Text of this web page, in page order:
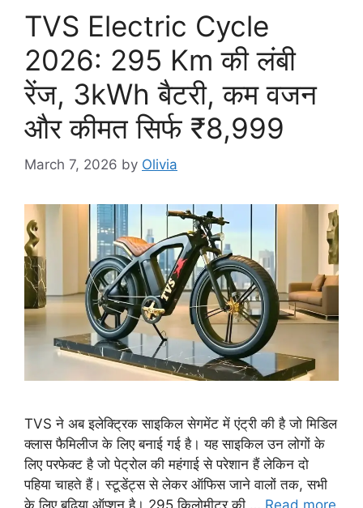
TVS Electric Cycle
2026: 295 Km की लंबी
रेंज, 3kWh बैटरी, कम वजन
और कीमत सिर्फ ₹8,999
March 7, 2026 by Olivia
TVS ने अब इलेक्ट्रिक साइकिल सेगमेंट में एंट्री की है जो मिडिल
क्लास फैमिलीज के लिए बनाई गई है। यह साइकिल उन लोगों के
लिए परफेक्ट है जो पेट्रोल की महंगाई से परेशान हैं लेकिन दो
पहिया चाहते हैं। स्टूडेंट्स से लेकर ऑफिस जाने वालों तक, सभी
के लिए बढ़िया ऑप्शन है। 295 किलोमीटर की … Read more